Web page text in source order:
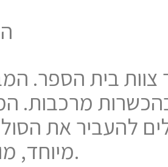
מרכבות.
להעביר את
מיוחד, מומחי קריאה ומורים בכיתה.